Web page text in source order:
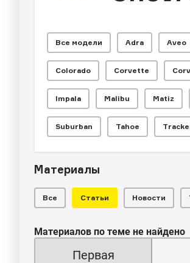
Все модели Adra Aveo
Colorado Corvette
Impala Malibu Matiz
Suburban Tahoe
Материалы
Все Статьи Новости
Материалов по теме не найдено
Первая